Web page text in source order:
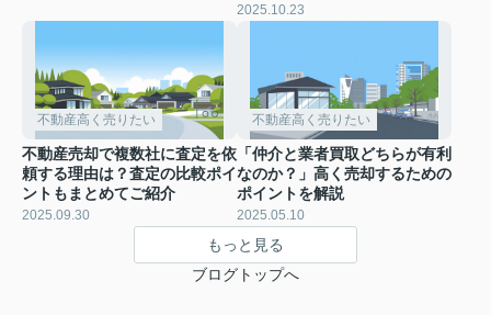
2025.10.23
不動産高く売りたい
不動産売却で複数社に査定を依
頼する理由は？査定の比較ポイ
ントもまとめてご紹介
2025.09.30
不動産高く売りたい
「仲介と業者買取どちらが有利
なのか？」高く売却するための
ポイントを解説
2025.05.10
もっと見る
ブログトップへ